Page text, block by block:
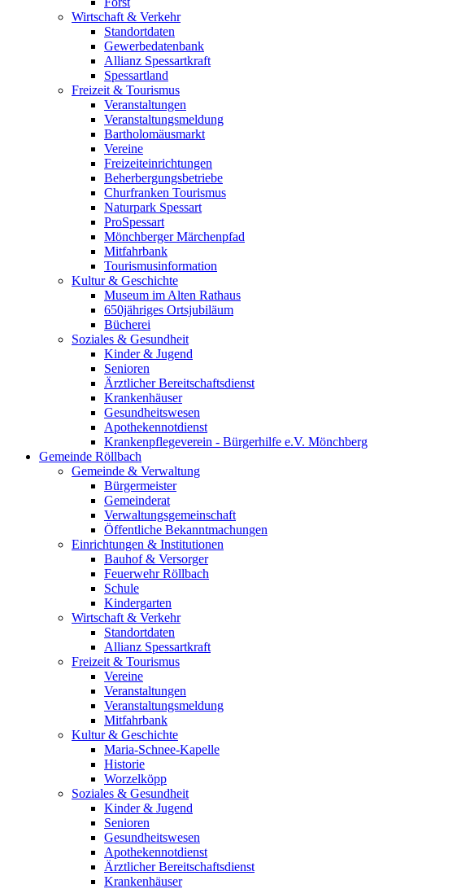
Wirtschaft & Verkehr
Standortdaten
Gewerbedatenbank
Allianz Spessartkraft
Spessartland
Freizeit & Tourismus
Veranstaltungen
Veranstaltungsmeldung
Bartholomäusmarkt
Vereine
Freizeiteinrichtungen
Beherbergungsbetriebe
Churfranken Tourismus
Naturpark Spessart
ProSpessart
Mönchberger Märchenpfad
Mitfahrbank
Tourismusinformation
Kultur & Geschichte
Museum im Alten Rathaus
650jähriges Ortsjubiläum
Bücherei
Soziales & Gesundheit
Kinder & Jugend
Senioren
Ärztlicher Bereitschaftsdienst
Krankenhäuser
Gesundheitswesen
Apothekennotdienst
Krankenpflegeverein - Bürgerhilfe e.V. Mönchberg
Gemeinde Röllbach
Gemeinde & Verwaltung
Bürgermeister
Gemeinderat
Verwaltungsgemeinschaft
Öffentliche Bekanntmachungen
Einrichtungen & Institutionen
Bauhof & Versorger
Feuerwehr Röllbach
Schule
Kindergarten
Wirtschaft & Verkehr
Standortdaten
Allianz Spessartkraft
Freizeit & Tourismus
Vereine
Veranstaltungen
Veranstaltungsmeldung
Mitfahrbank
Kultur & Geschichte
Maria-Schnee-Kapelle
Historie
Worzelköpp
Soziales & Gesundheit
Kinder & Jugend
Senioren
Gesundheitswesen
Apothekennotdienst
Ärztlicher Bereitschaftsdienst
Krankenhäuser